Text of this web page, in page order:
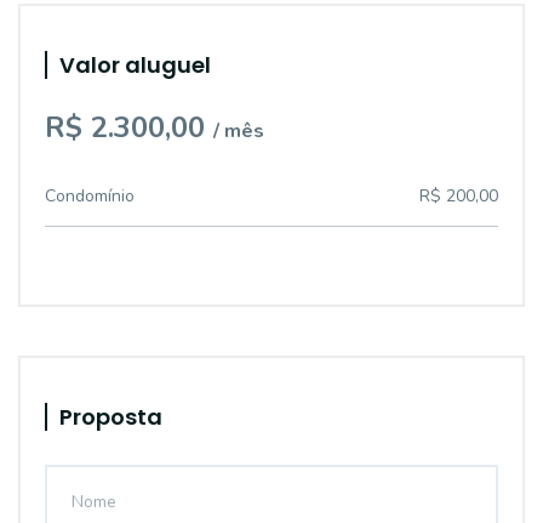
Valor aluguel
R$ 2.300,00 / mês
Condomínio R$ 200,00
Proposta